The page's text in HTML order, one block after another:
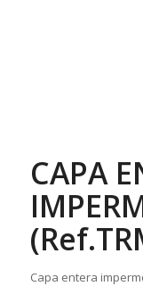
CAPA
Capa entera